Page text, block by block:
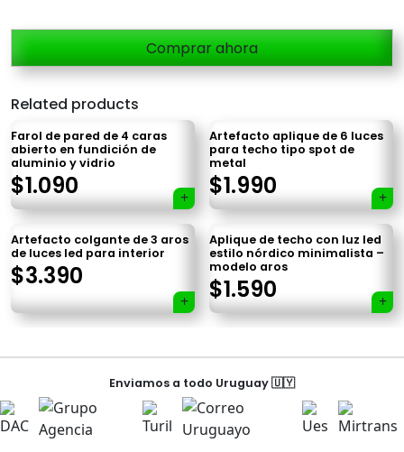
Comprar ahora
Related products
Farol de pared de 4 caras
abierto en fundición de
aluminio y vidrio
$1.090
Artefacto aplique de 6 luces
para techo tipo spot de
metal
$1.990
Artefacto colgante de 3 aros
de luces led para interior
$3.390
Aplique de techo con luz led
estilo nórdico minimalista –
modelo aros
$1.590
Navegación
de
entradas
Enviamos a todo Uruguay 🇺🇾
×
Tu carrito está vacío.
Agregá un producto y aparecerá acá
automáticamente.